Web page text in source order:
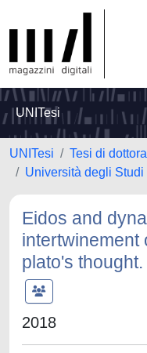
UNITesi
UNITesi
Tesi di
Università degli Studi
Eidos and
intertwinement
plato's thought.
2018